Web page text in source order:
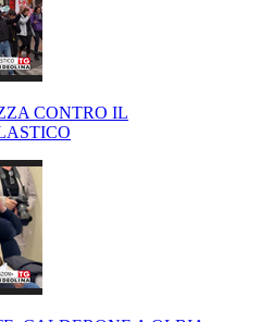
CONTRO IL